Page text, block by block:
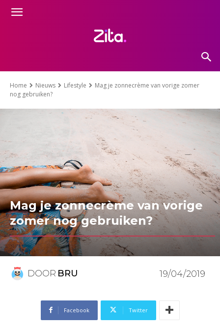
Home Nieuws Lifestyle
Mag je zonnecrème van vorige zomer
nog gebruiken?
Mag je zonnecrème van vorige
zomer nog gebruiken?
DOOR BRU 19/04/2019
Facebook Twitter